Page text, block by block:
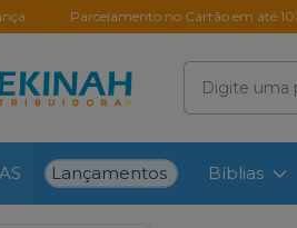
Parcelamento no Cartão em até 10X Sem
Lançamentos Bíblias